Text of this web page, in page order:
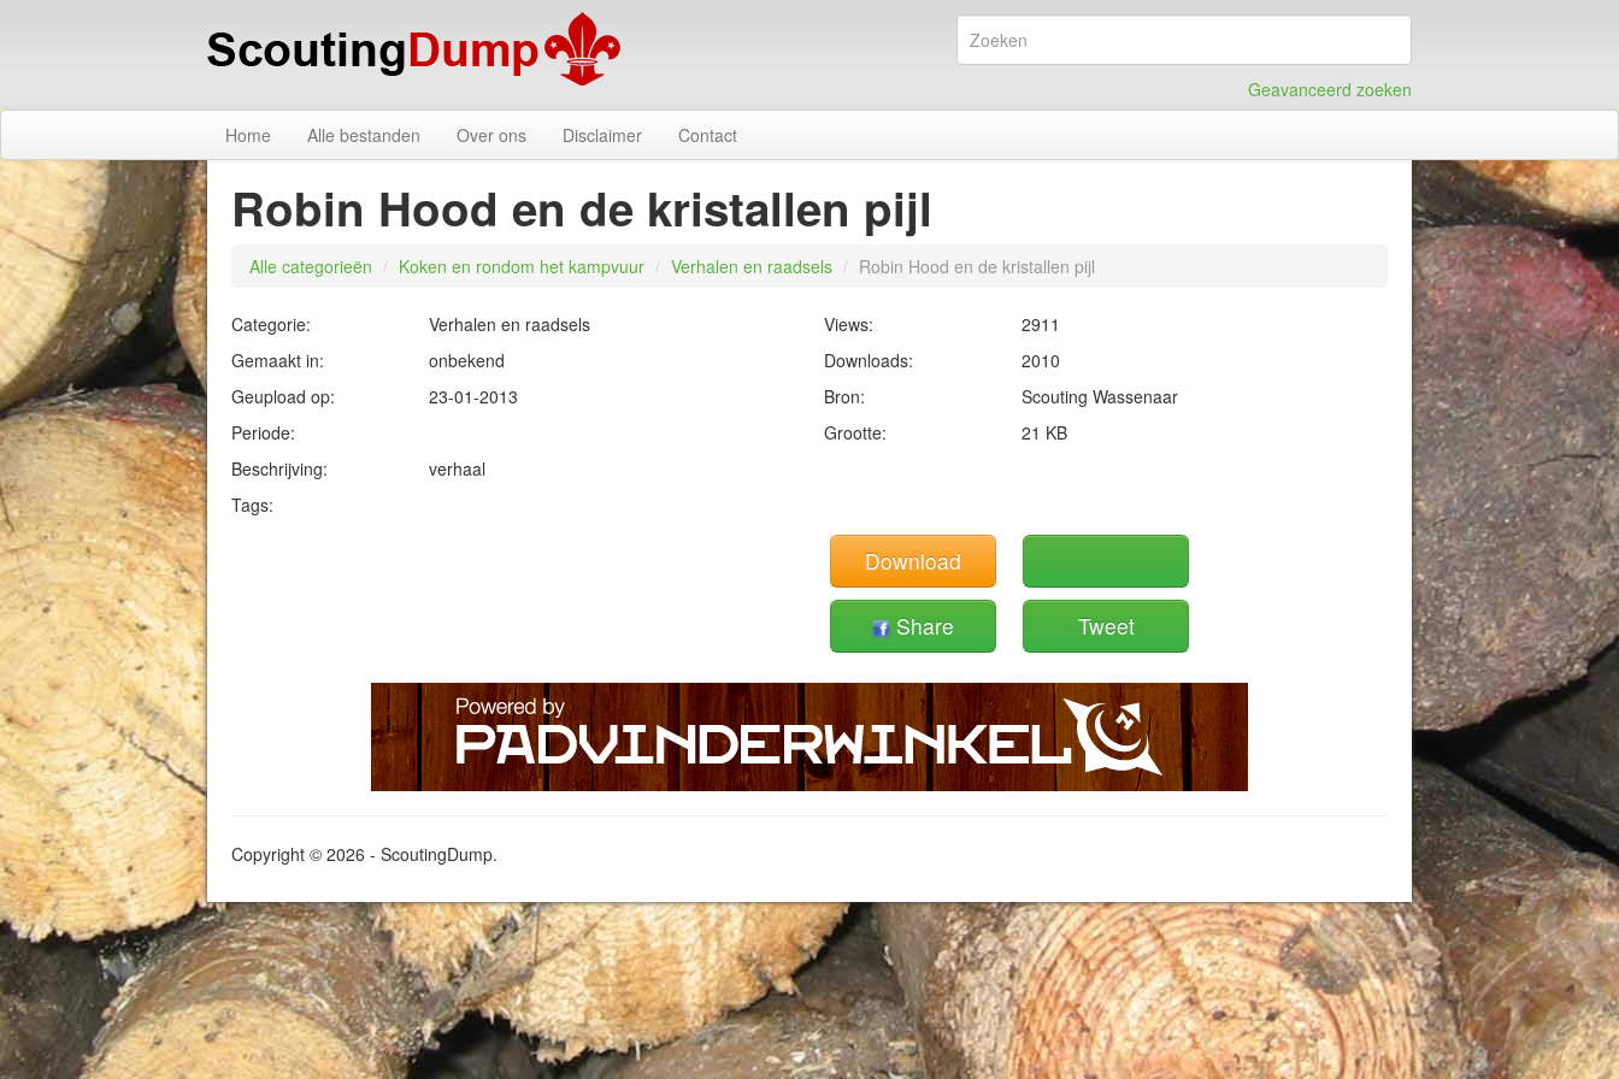
Geavanceerd zoeken
Home
Alle bestanden Over ons Disclaimer Contact
Robin Hood en de kristallen pijl
Alle categorieën / Koken en rondom het kampvuur / Verhalen en raadsels / Robin Hood en de kristallen pijl
Categorie: Verhalen en raadsels Views:
2911
Gemaakt in:
onbekend Downloads:
2010
Geupload op:
23-01-2013 Bron:
Scouting Wassenaar
Periode:
Grootte:
21 KB
Beschrijving:
verhaal
Tags:
Download
Share Tweet
Copyright © 2026 - ScoutingDump.